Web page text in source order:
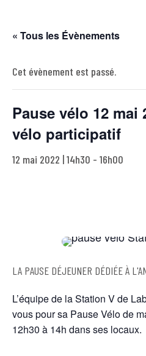
« Tous les Évènements
Cet évènement est passé.
Pause vélo 12 mai
vélo participatif
12 mai 2022 | 14h30 - 16h00
LA PAUSE DÉJEUNER DÉDIÉE À
L’équipe de la Station V de
vous pour sa Pause Vélo de
12h30 à 14h dans ses locaux.